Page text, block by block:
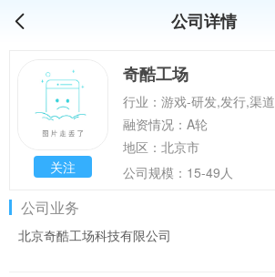
公司详情
关注
奇酷工场
行业：游戏-研发,发行,渠道
融资情况：A轮
地区：北京市
公司规模：15-49人
公司业务
北京奇酷工场科技有限公司